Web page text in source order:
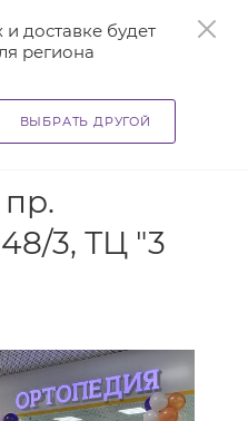
доставке будет
региона
ВЫБРАТЬ ДРУГОЙ
3, ТЦ "3